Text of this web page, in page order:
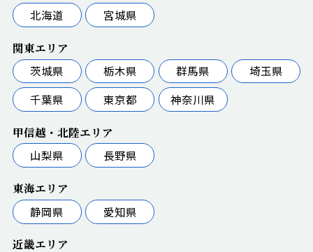
北海道
宮城県
関東エリア
茨城県
栃木県 群馬県
埼玉県
千葉県
東京都 神奈川県
甲信越・北陸エリア
山梨県
長野県
東海エリア
静岡県
愛知県
近畿エリア